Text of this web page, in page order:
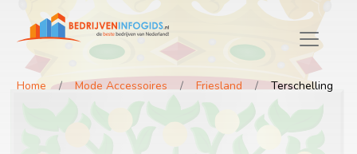
Home Mode Accessoires Friesland Terschelling